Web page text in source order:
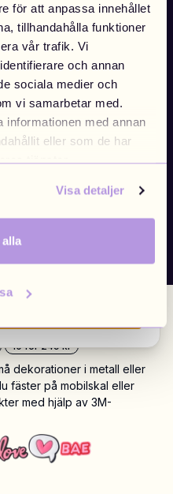
för att anpassa innehållet
tillhandahålla funktioner
vår trafik. Vi
och annan
sociala medier och
vi samarbetar med.
informationen med annan
eller som de har
tjänster.
Visa detaljer
10 för 249 kr
dekorationer i metall eller
fäster på mobilskal eller
med hjälp av 3M-
Finland
Finnish /EUR
Norway
United Kingdom